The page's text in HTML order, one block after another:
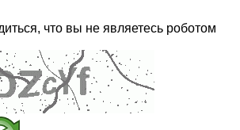
что вы не являетесь роботом